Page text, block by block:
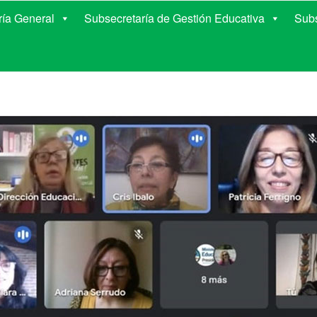
EDUCACIÓN DE
General Subsecretaría de Gestión Educativa